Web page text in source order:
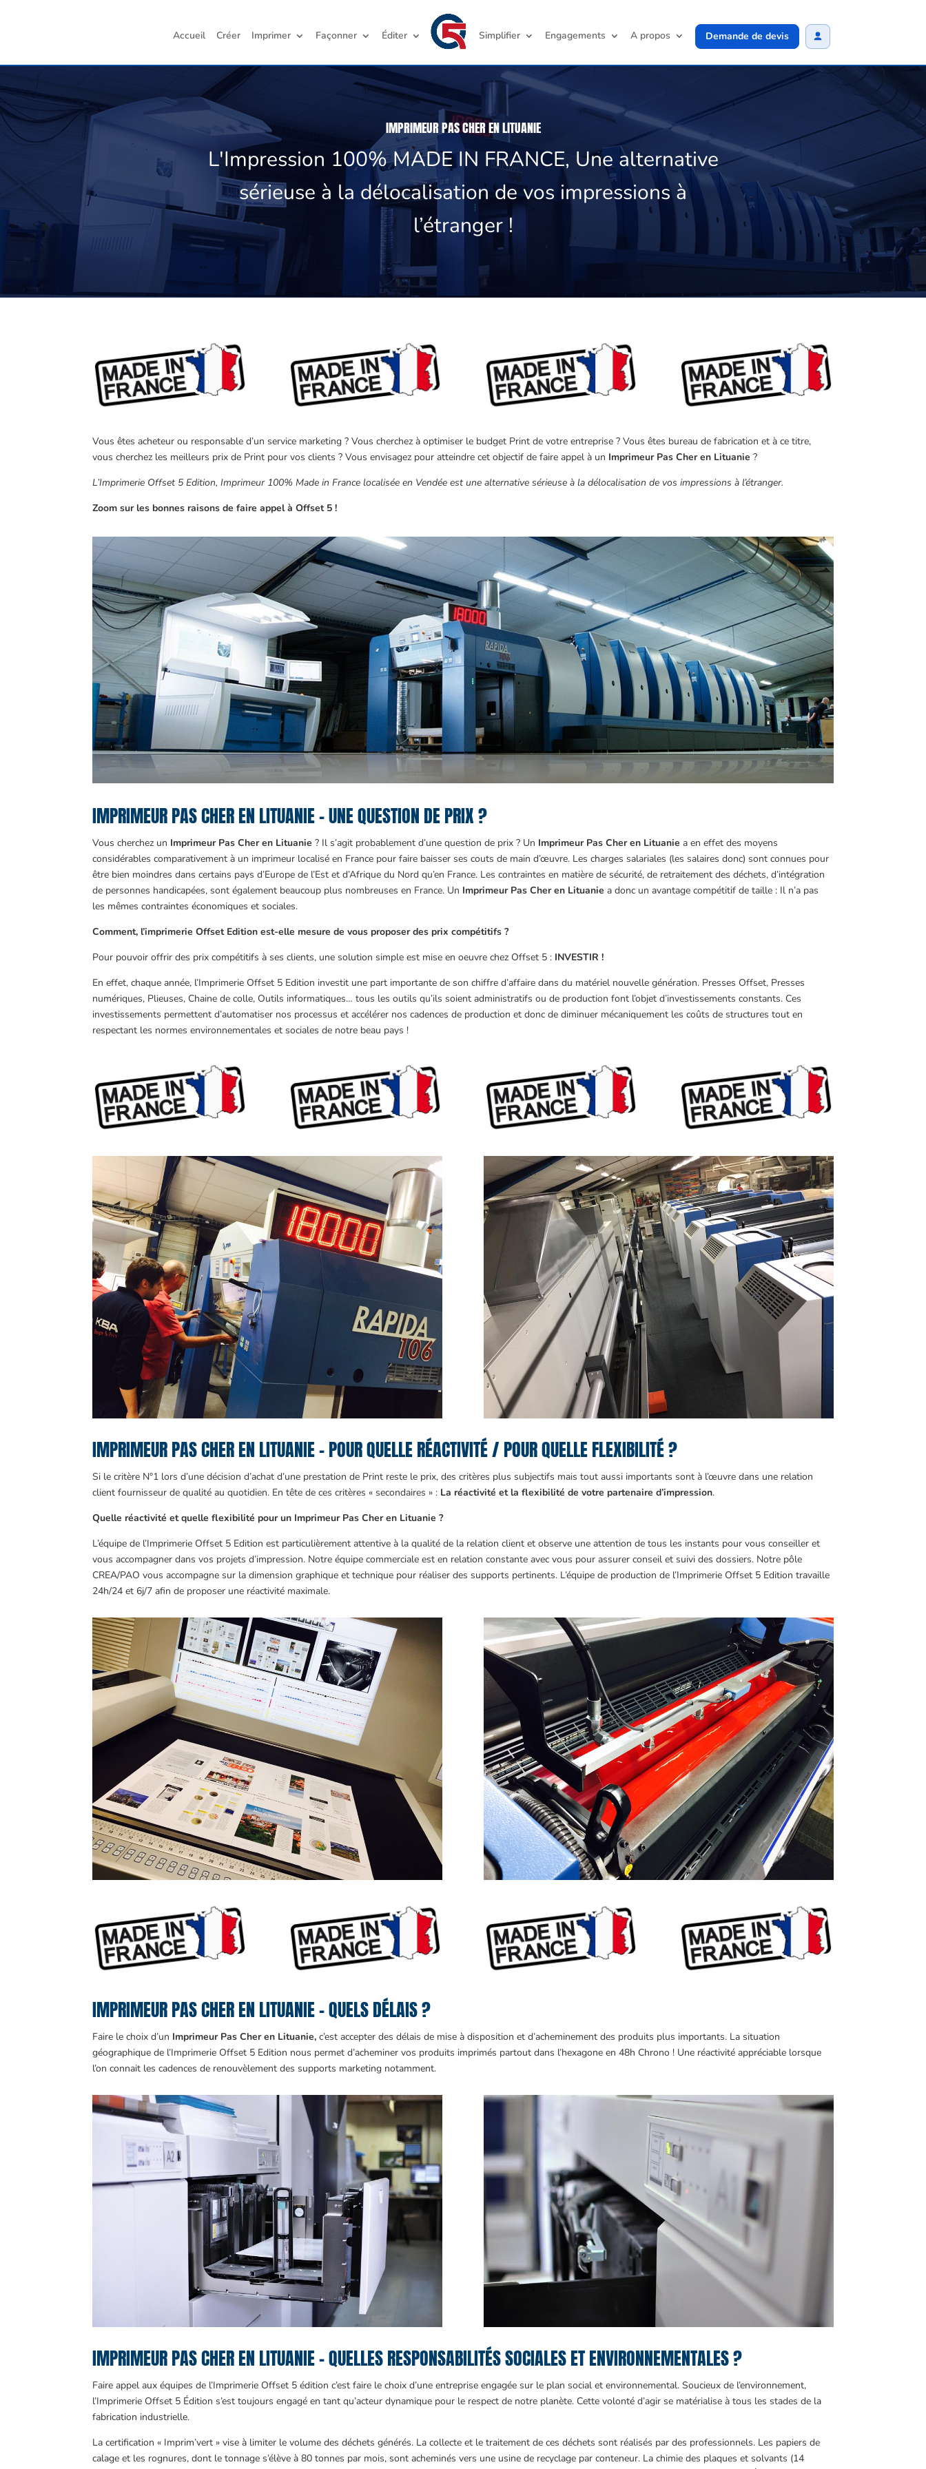
Accueil Créer Imprimer Façonner Éditer Simplifier Engagements A propos Demande de devis
IMPRIMEUR PAS CHER EN LITUANIE
L'Impression 100% MADE IN FRANCE, Une alternative
sérieuse à la délocalisation de vos impressions à
l’étranger !
Vous êtes acheteur ou responsable d’un service marketing ? Vous cherchez à optimiser le budget Print de votre entreprise ? Vous êtes bureau de fabrication et à ce titre,
vous cherchez les meilleurs prix de Print pour vos clients ? Vous envisagez pour atteindre cet objectif de faire appel à un Imprimeur Pas Cher en Lituanie ?
L’Imprimerie Offset 5 Edition, Imprimeur 100% Made in France localisée en Vendée est une alternative sérieuse à la délocalisation de vos impressions à l’étranger.
Zoom sur les bonnes raisons de faire appel à Offset 5 !
IMPRIMEUR PAS CHER EN LITUANIE – UNE QUESTION DE PRIX ?
Vous cherchez un Imprimeur Pas Cher en Lituanie? Il s’agit probablement d’une question de prix ? Un Imprimeur Pas Cher en Lituanie a en effet des moyens
considérables comparativement à un imprimeur localisé en France pour faire baisser ses couts de main d’œuvre. Les charges salariales (les salaires donc) sont connues pour
être bien moindres dans certains pays d’Europe de l’Est et d’Afrique du Nord qu’en France. Les contraintes en matière de sécurité, de retraitement des déchets, d’intégration
de personnes handicapées, sont également beaucoup plus nombreuses en France. Un Imprimeur Pas Cher en Lituanie a donc un avantage compétitif de taille : Il n’a pas
les mêmes contraintes économiques et sociales.
Comment, l’imprimerie Offset Edition est-elle mesure de vous proposer des prix compétitifs ?
Pour pouvoir offrir des prix compétitifs à ses clients, une solution simple est mise en oeuvre chez Offset 5 : INVESTIR !
En effet, chaque année, l’Imprimerie Offset 5 Edition investit une part importante de son chiffre d’affaire dans du matériel nouvelle génération. Presses Offset, Presses
numériques, Plieuses, Chaine de colle, Outils informatiques… tous les outils qu’ils soient administratifs ou de production font l’objet d’investissements constants. Ces
investissements permettent d’automatiser nos processus et accélérer nos cadences de production et donc de diminuer mécaniquement les coûts de structures tout en
respectant les normes environnementales et sociales de notre beau pays !
IMPRIMEUR PAS CHER EN LITUANIE – POUR QUELLE RÉACTIVITÉ / POUR QUELLE FLEXIBILITÉ ?
Si le critère N°1 lors d’une décision d’achat d’une prestation de Print reste le prix, des critères plus subjectifs mais tout aussi importants sont à l’œuvre dans une relation
client fournisseur de qualité au quotidien. En tête de ces critères « secondaires » : La réactivité et la flexibilité de votre partenaire d’impression.
Quelle réactivité et quelle flexibilité pour un Imprimeur Pas Cher en Lituanie ?
L’équipe de l’Imprimerie Offset 5 Edition est particulièrement attentive à la qualité de la relation client et observe une attention de tous les instants pour vous conseiller et
vous accompagner dans vos projets d’impression. Notre équipe commerciale est en relation constante avec vous pour assurer conseil et suivi des dossiers. Notre pôle
CREA/PAO vous accompagne sur la dimension graphique et technique pour réaliser des supports pertinents. L’équipe de production de l’Imprimerie Offset 5 Edition travaille
24h/24 et 6j/7 afin de proposer une réactivité maximale.
IMPRIMEUR PAS CHER EN LITUANIE – QUELS DÉLAIS ?
Faire le choix d’un Imprimeur Pas Cher en Lituanie, c’est accepter des délais de mise à disposition et d’acheminement des produits plus importants. La situation
géographique de l’Imprimerie Offset 5 Edition nous permet d’acheminer vos produits imprimés partout dans l’hexagone en 48h Chrono ! Une réactivité appréciable lorsque
l’on connait les cadences de renouvèlement des supports marketing notamment.
IMPRIMEUR PAS CHER EN LITUANIE – QUELLES RESPONSABILITÉS SOCIALES ET ENVIRONNEMENTALES ?
Faire appel aux équipes de l’Imprimerie Offset 5 édition c’est faire le choix d’une entreprise engagée sur le plan social et environnemental. Soucieux de l’environnement,
l’Imprimerie Offset 5 Édition s’est toujours engagé en tant qu’acteur dynamique pour le respect de notre planète. Cette volonté d’agir se matérialise à tous les stades de la
fabrication industrielle.
La certification « Imprim’vert » vise à limiter le volume des déchets générés. La collecte et le traitement de ces déchets sont réalisés par des professionnels. Les papiers de
calage et les rognures, dont le tonnage s’élève à 80 tonnes par mois, sont acheminés vers une usine de recyclage par conteneur. La chimie des plaques et solvants (14